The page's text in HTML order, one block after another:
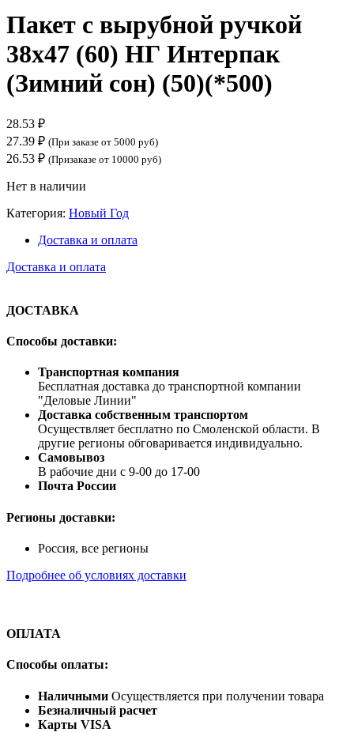
Пакет с вырубной ручкой
38х47 (60) НГ Интерпак
(Зимний сон) (50)(*500)
28.53 ₽
27.39 ₽ (При заказе от 5000 руб)
26.53 ₽ (Призаказе от 10000 руб)
Нет в наличии
Категория: Новый Год
Доставка и оплата
Доставка и оплата
ДОСТАВКА
Способы доставки:
Транспортная компания
Бесплатная доставка до транспортной компании
"Деловые Линии"
Доставка собственным транспортом
Осуществляет бесплатно по Смоленской области. В
другие регионы обговаривается индивидуально.
Самовывоз
В рабочие дни с 9-00 до 17-00
Почта России
Регионы доставки:
Россия, все регионы
Подробнее об условиях доставки
ОПЛАТА
Способы оплаты:
Наличными Осуществляется при получении товара
Безналичный расчет
Карты VISA